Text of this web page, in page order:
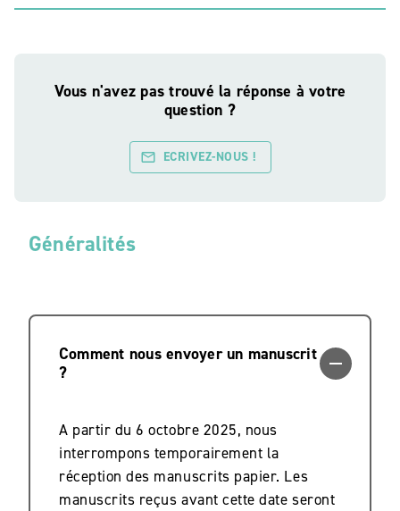
Vous n'avez pas trouvé la réponse à votre
question ?
mail_outline ECRIVEZ-NOUS !
Généralités
Comment nous envoyer un manuscrit
?
remove
A partir du 6 octobre 2025, nous
interrompons temporairement la
réception des manuscrits papier. Les
manuscrits reçus avant cette date seront